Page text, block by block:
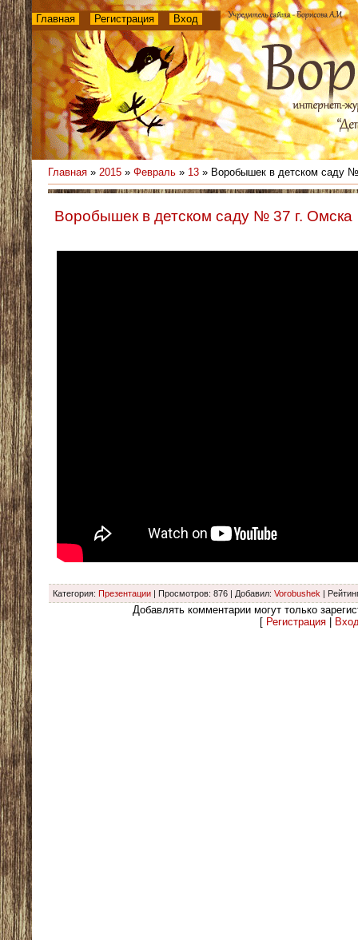
Главная Регистрация Вход
Главная » 2015 » Февраль » 13 » Воробышек в детском саду
Воробышек в детском саду № 37 г. Омска
Категория: Презентации Просмотров: 876 | Добавил: Vorobushek
Добавлять комментарии могут только
[ Регистрация